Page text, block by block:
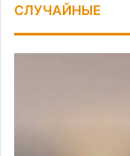
СЛУЧАЙНЫЕ